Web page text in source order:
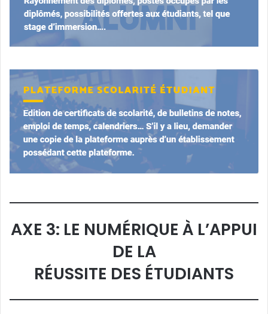
AXE 3: LE NUMÉRIQUE À L’APPUI
DE LA
RÉUSSITE DES ÉTUDIANTS